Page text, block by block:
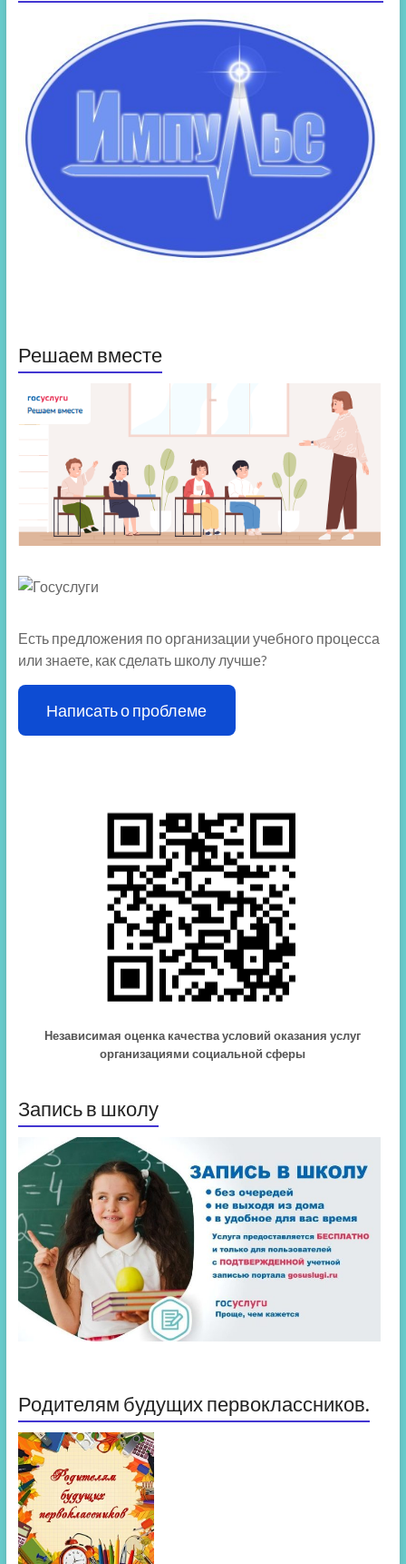
Решаем вместе
Есть предложения по организации учебного процесса
или знаете, как сделать школу лучше?
Написать о проблеме
Независимая оценка качества условий оказания услуг
организациями социальной сферы
Запись в школу
Родителям будущих первоклассников.